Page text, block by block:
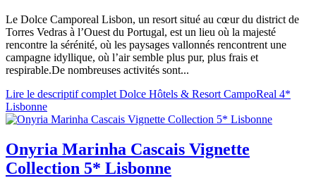
Le Dolce Camporeal Lisbon, un resort situé au cœur du district de
Torres Vedras à l’Ouest du Portugal, est un lieu où la majesté
rencontre la sérénité, où les paysages vallonnés rencontrent une
campagne idyllique, où l’air semble plus pur, plus frais et
respirable.De nombreuses activités sont...
Lire le descriptif complet Dolce Hôtels & Resort CampoReal 4*
Lisbonne
Onyria Marinha Cascais Vignette
Collection 5* Lisbonne